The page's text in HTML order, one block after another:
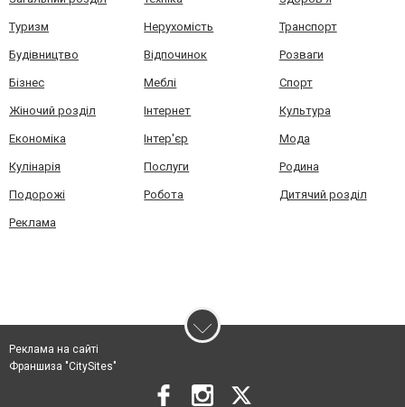
Туризм Нерухомість Транспорт
Будівництво Відпочинок Розваги
Бізнес Меблі Спорт
Жіночий розділ Інтернет Культура
Економіка Інтер'єр Мода
Кулінарія Послуги Родина
Подорожі Робота Дитячий розділ
Реклама
Реклама на сайті
Франшиза "CitySites"